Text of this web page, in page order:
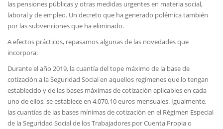
las pensiones públicas y otras medidas urgentes en materia social,
laboral y de empleo. Un decreto que ha generado polémica también
por las subvenciones que ha eliminado.
A efectos prácticos, repasamos algunas de las novedades que
incorpora:
Durante el año 2019, la cuantía del tope máximo de la base de
cotización a la Seguridad Social en aquellos regímenes que lo tengan
establecido y de las bases máximas de cotización aplicables en cada
uno de ellos, se establece en 4.070,10 euros mensuales. Igualmente,
las cuantías de las bases mínimas de cotización en el Régimen Especial
de la Seguridad Social de los Trabajadores por Cuenta Propia o